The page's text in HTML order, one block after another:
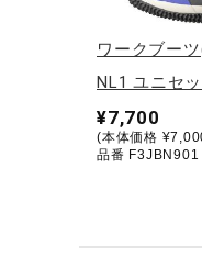
ワークブー
NL1 ユニセ
¥7,700
(本体価格
品番 F3JBN901